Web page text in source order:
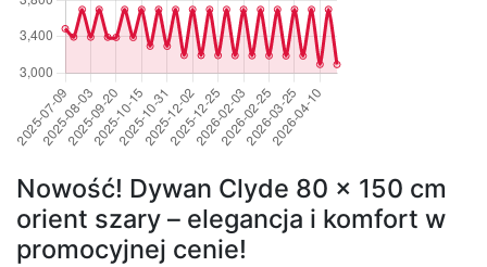
Nowość! Dywan Clyde 80 x 150 cm
orient szary – elegancja i komfort w
promocyjnej cenie!